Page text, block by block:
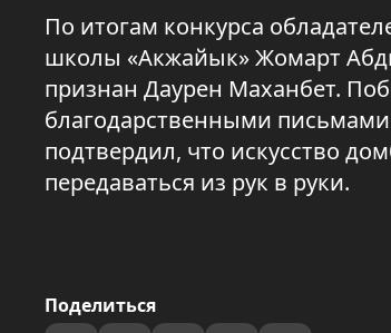
По итогам конкурса
школы «Акжайык» Жомарт
признан Даурен Маханбет.
благодарственными
подтвердил, что искусство
передаваться из рук в руки.
Поделиться